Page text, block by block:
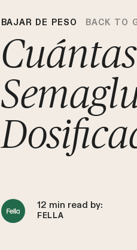
BAJAR DE PESO BACK TO
12 min read by:
FELLA